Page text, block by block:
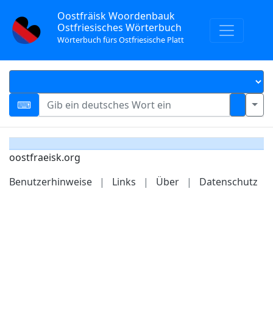
Oostfräisk Woordenbauk
Ostfriesisches Wörterbuch
Wörterbuch fürs Ostfriesische Platt
oostfraeisk.org
Benutzerhinweise
| Links | Über | Datenschutz